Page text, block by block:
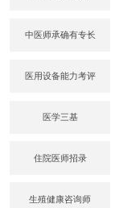
中医师承确有专长
医用设备能力考评
医学三基
住院医师招录
生殖健康咨询师